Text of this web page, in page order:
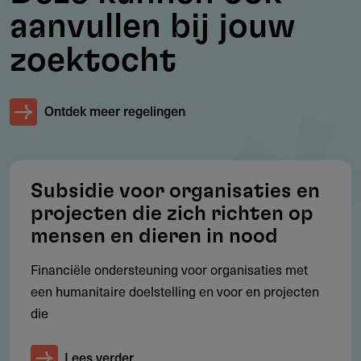
productie
Onderzoek naar wolketens bij schaapsherders
Biodivers beheer van monumentale begraafplaatsen
Non-profitorganisaties, stichtingen, verenigingen,
particulieren, kennisinstellingen, overheden
Werkgebied
aanvullen bij jouw
zoektocht
Ontdek meer regelingen
Subsidie voor organisaties en
projecten die zich richten op
mensen en dieren in nood
Financiële ondersteuning voor organisaties met
een humanitaire doelstelling en voor en projecten
die
Lees verder